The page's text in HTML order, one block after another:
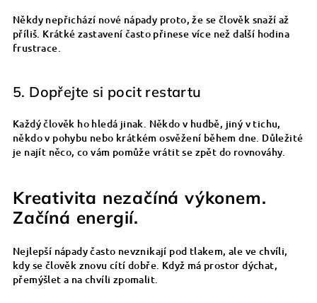
Někdy nepřichází nové nápady proto, že se člověk snaží až
příliš. Krátké zastavení často přinese více než další hodina
frustrace.
5. Dopřejte si pocit restartu
Každý člověk ho hledá jinak. Někdo v hudbě, jiný v tichu,
někdo v pohybu nebo krátkém osvěžení během dne. Důležité
je najít něco, co vám pomůže vrátit se zpět do rovnováhy.
Kreativita nezačíná výkonem.
Začíná energií.
Nejlepší nápady často nevznikají pod tlakem, ale ve chvíli,
kdy se člověk znovu cítí dobře. Když má prostor dýchat,
přemýšlet a na chvíli zpomalit.